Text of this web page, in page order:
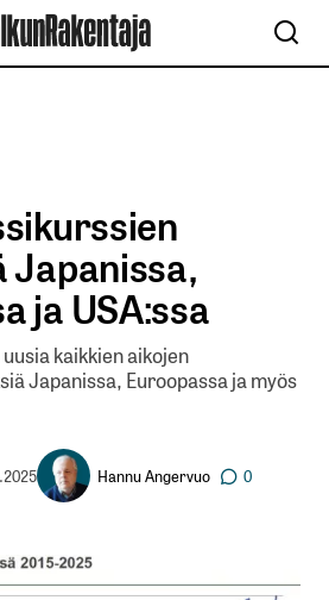
Japanissa,
ja USA:ssa
kaikkien aikojen
Japanissa, Euroopassa ja myös
Hannu Angervuo 0